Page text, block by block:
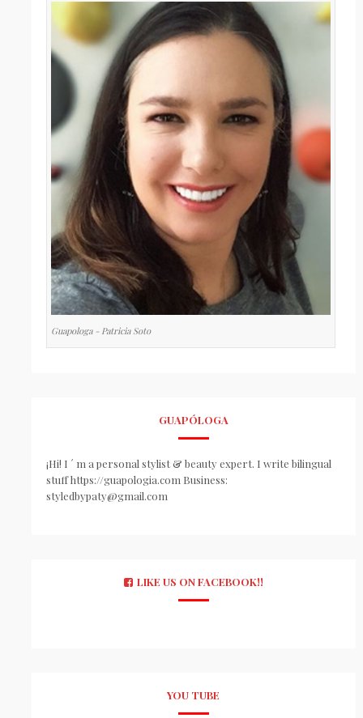
Guapologa - Patricia Soto
GUAPÓLOGA
¡Hi! I ´ m a personal stylist & beauty expert. I write bilingual
stuff https://guapologia.com Business:
styledbypaty@gmail.com
LIKE US ON FACEBOOK!!
YOU TUBE